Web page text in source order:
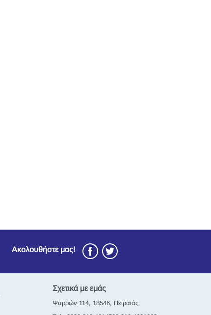
Ακολουθήστε μας!
Σχετικά με εμάς
Ψαρρών 114, 18546, Πειραιάς